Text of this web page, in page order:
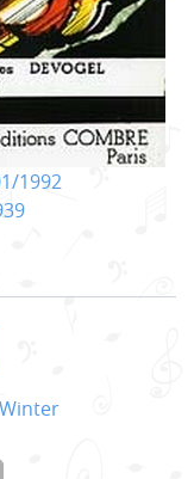
1992